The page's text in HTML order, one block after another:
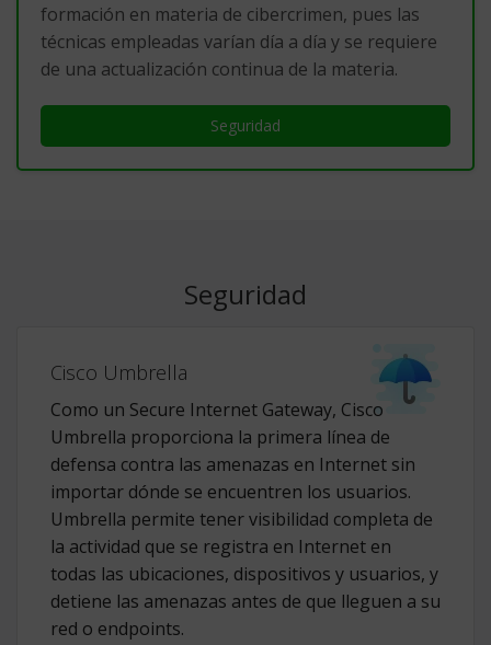
formación en materia de cibercrimen, pues las
técnicas empleadas varían día a día y se requiere
de una actualización continua de la materia.
Seguridad
Seguridad
Cisco Umbrella
Como un Secure Internet Gateway, Cisco
Umbrella proporciona la primera línea de
defensa contra las amenazas en Internet sin
importar dónde se encuentren los usuarios.
Umbrella permite tener visibilidad completa de
la actividad que se registra en Internet en
todas las ubicaciones, dispositivos y usuarios, y
detiene las amenazas antes de que lleguen a su
red o endpoints.